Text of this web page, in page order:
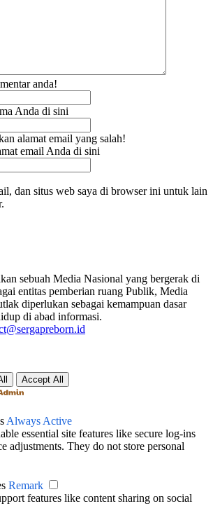
anda!
Anda di sini
alamat email yang salah!
email Anda di sini
dan situs web saya di browser ini untuk lain
sebuah Media Nasional yang bergerak di
entitas pemberian ruang Publik, Media
diperlukan sebagai kemampuan dasar
di abad informasi.
Accept All
Always Active
essential site features like secure log-ins
adjustments. They do not store personal
Remark
features like content sharing on social